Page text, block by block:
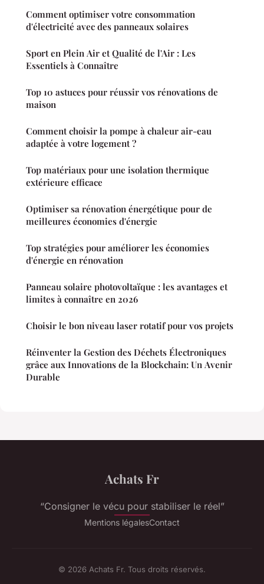
Comment optimiser votre consommation
d'électricité avec des panneaux solaires
Sport en Plein Air et Qualité de l'Air : Les
Essentiels à Connaître
Top 10 astuces pour réussir vos rénovations de
maison
Comment choisir la pompe à chaleur air-eau
adaptée à votre logement ?
Top matériaux pour une isolation thermique
extérieure efficace
Optimiser sa rénovation énergétique pour de
meilleures économies d'énergie
Top stratégies pour améliorer les économies
d'énergie en rénovation
Panneau solaire photovoltaïque : les avantages et
limites à connaître en 2026
Choisir le bon niveau laser rotatif pour vos projets
Réinventer la Gestion des Déchets Électroniques
grâce aux Innovations de la Blockchain: Un Avenir
Durable
Achats Fr
“Consigner le vécu pour stabiliser le réel”
Mentions légalesContact
© 2026 Achats Fr. Tous droits réservés.